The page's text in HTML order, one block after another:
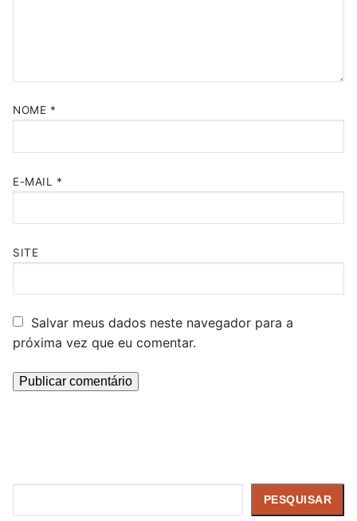
NOME *
E-MAIL *
SITE
Salvar meus dados neste navegador para a
próxima vez que eu comentar.
PESQUISAR